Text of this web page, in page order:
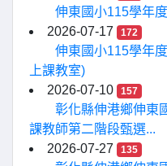
伸東國小115學年
2026-07-17
172
伸東國小115學年
上課教室)
2026-07-10
157
彰化縣伸港鄉伸東
課教師第二階段甄選...
2026-07-27
135